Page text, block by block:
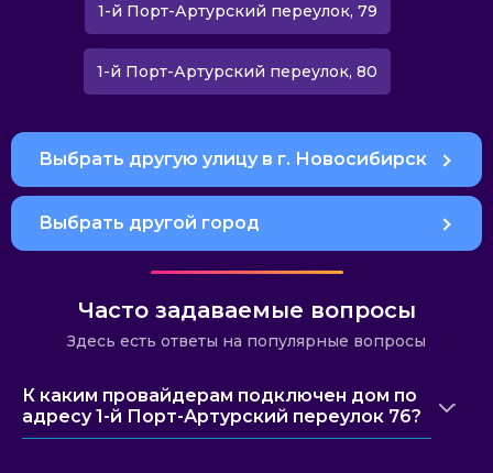
1-й Порт-Артурский переулок, 79
1-й Порт-Артурский переулок, 80
Выбрать другую улицу в г. Новосибирск
Выбрать другой город
Часто задаваемые вопросы
Здесь есть ответы на популярные вопросы
К каким провайдерам подключен дом по
адресу 1-й Порт-Артурский переулок 76?